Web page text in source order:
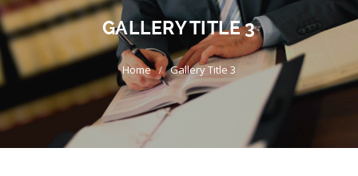
GALLERY TITLE 3
Gallery Title 3